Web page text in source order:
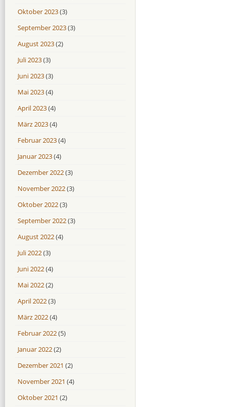
Oktober 2023(3)
September 2023(3)
August 2023(2)
Juli 2023(3)
Juni 2023(3)
Mai 2023(4)
April 2023(4)
März 2023(4)
Februar 2023(4)
Januar 2023(4)
Dezember 2022(3)
November 2022(3)
Oktober 2022(3)
September 2022(3)
August 2022(4)
Juli 2022(3)
Juni 2022(4)
Mai 2022(2)
April 2022(3)
März 2022(4)
Februar 2022(5)
Januar 2022(2)
Dezember 2021 (2)
November 2021 (4)
Oktober 2021 (2)